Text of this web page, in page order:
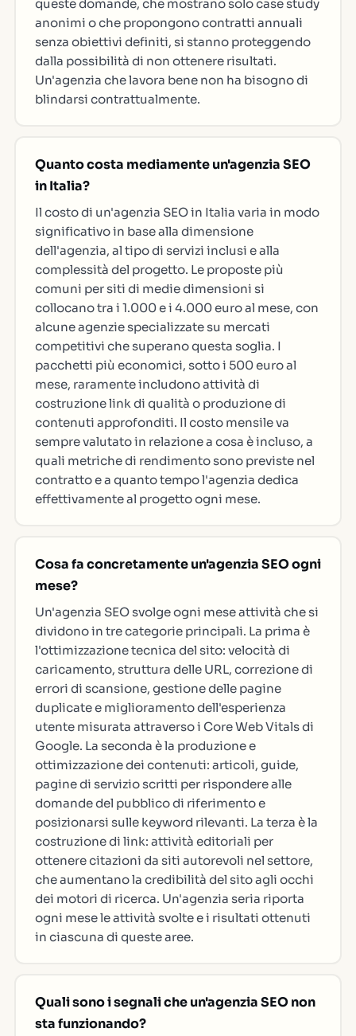
queste domande, che mostrano solo case study
anonimi o che propongono contratti annuali
senza obiettivi definiti, si stanno proteggendo
dalla possibilità di non ottenere risultati.
Un'agenzia che lavora bene non ha bisogno di
blindarsi contrattualmente.
Quanto costa mediamente un'agenzia SEO
in Italia?
Il costo di un'agenzia SEO in Italia varia in modo
significativo in base alla dimensione
dell'agenzia, al tipo di servizi inclusi e alla
complessità del progetto. Le proposte più
comuni per siti di medie dimensioni si
collocano tra i 1.000 e i 4.000 euro al mese, con
alcune agenzie specializzate su mercati
competitivi che superano questa soglia. I
pacchetti più economici, sotto i 500 euro al
mese, raramente includono attività di
costruzione link di qualità o produzione di
contenuti approfonditi. Il costo mensile va
sempre valutato in relazione a cosa è incluso, a
quali metriche di rendimento sono previste nel
contratto e a quanto tempo l'agenzia dedica
effettivamente al progetto ogni mese.
Cosa fa concretamente un'agenzia SEO ogni
mese?
Un'agenzia SEO svolge ogni mese attività che si
dividono in tre categorie principali. La prima è
l'ottimizzazione tecnica del sito: velocità di
caricamento, struttura delle URL, correzione di
errori di scansione, gestione delle pagine
duplicate e miglioramento dell'esperienza
utente misurata attraverso i Core Web Vitals di
Google. La seconda è la produzione e
ottimizzazione dei contenuti: articoli, guide,
pagine di servizio scritti per rispondere alle
domande del pubblico di riferimento e
posizionarsi sulle keyword rilevanti. La terza è la
costruzione di link: attività editoriali per
ottenere citazioni da siti autorevoli nel settore,
che aumentano la credibilità del sito agli occhi
dei motori di ricerca. Un'agenzia seria riporta
ogni mese le attività svolte e i risultati ottenuti
in ciascuna di queste aree.
Quali sono i segnali che un'agenzia SEO non
sta funzionando?